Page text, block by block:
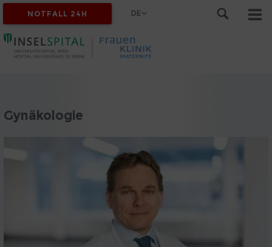
NOTFALL 24H DE
Gynäkologie